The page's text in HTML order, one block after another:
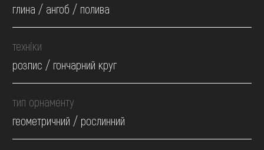
глина / ангоб / полива
техніки
розпис / гончарний круг
тип орнаменту
геометричний / рослинний